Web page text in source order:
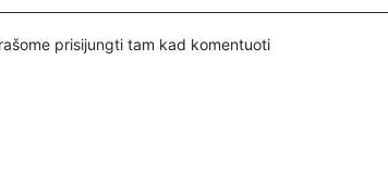
galima šiais būdais:
www.paypal.com/paypalme/Ekspertaieu?
prisijungti tam kad komentuoti